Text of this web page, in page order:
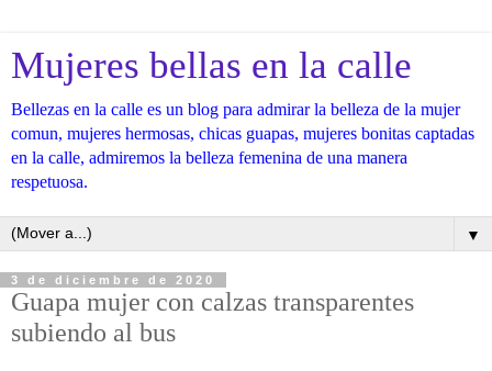
Mujeres bellas en la calle
Bellezas en la calle es un blog para admirar la belleza de la mujer
comun, mujeres hermosas, chicas guapas, mujeres bonitas captadas
en la calle, admiremos la belleza femenina de una manera
respetuosa.
▼
3 de diciembre de 2020
Guapa mujer con calzas transparentes
subiendo al bus